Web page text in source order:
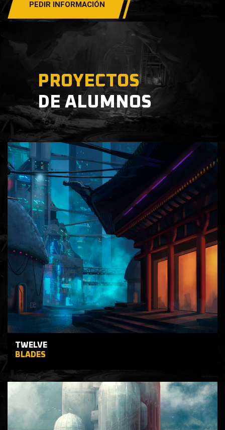
PEDIR INFORMACIÓN
PROYECTOS
DE ALUMNOS
TWELVE
BLADES